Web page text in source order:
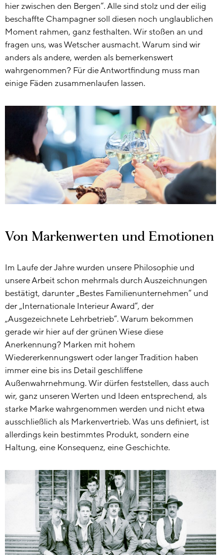
hier zwischen den Bergen“. Alle sind stolz und der eilig
beschaffte Champagner soll diesen noch unglaublichen
Moment rahmen, ganz festhalten. Wir stoßen an und
fragen uns, was Wetscher ausmacht. Warum sind wir
anders als andere, werden als bemerkenswert
wahrgenommen? Für die Antwortfindung muss man
einige Fäden zusammenlaufen lassen.
Von Markenwerten und Emotionen
Im Laufe der Jahre wurden unsere Philosophie und
unsere Arbeit schon mehrmals durch Auszeichnungen
bestätigt, darunter „Bestes Familienunternehmen“ und
der „Internationale Interieur Award“, der
„Ausgezeichnete Lehrbetrieb“. Warum bekommen
gerade wir hier auf der grünen Wiese diese
Anerkennung? Marken mit hohem
Wiedererkennungswert oder langer Tradition haben
immer eine bis ins Detail geschliffene
Außenwahrnehmung. Wir dürfen feststellen, dass auch
wir, ganz unseren Werten und Ideen entsprechend, als
starke Marke wahrgenommen werden und nicht etwa
ausschließlich als Markenvertrieb. Was uns definiert, ist
allerdings kein bestimmtes Produkt, sondern eine
Haltung, eine Konsequenz, eine Geschichte.